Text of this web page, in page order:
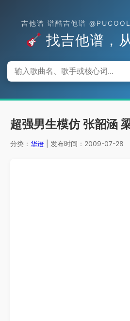
吉他谱 谱酷吉他谱
找吉他谱，
超强男生模仿 张韶涵
分类：华语 | 发布时间：2009-07-28